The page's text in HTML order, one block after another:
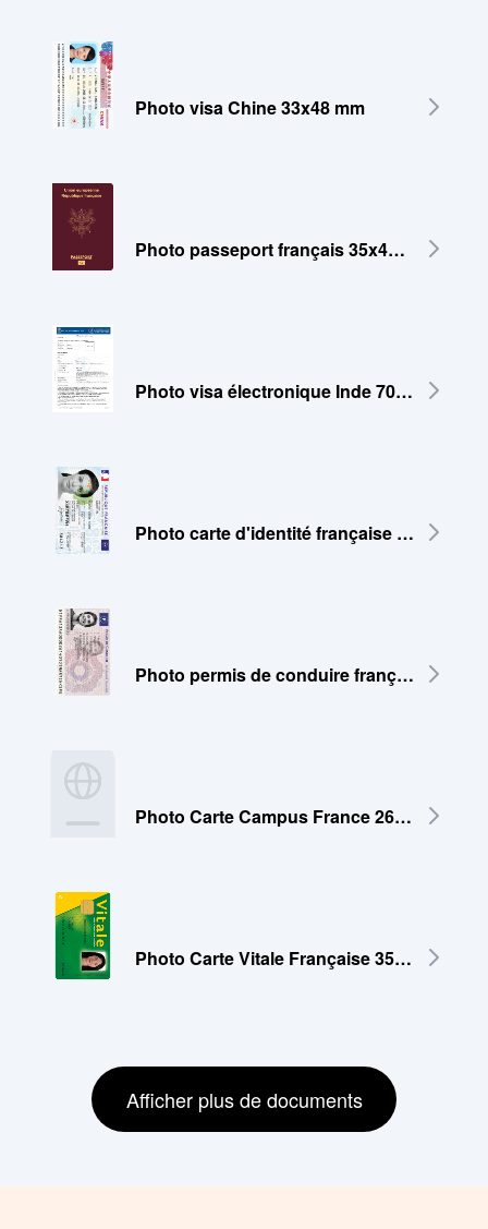
Photo visa Chine 33x48 mm
Photo passeport français 35x45 mm
Photo visa électronique Inde 700x700 pixels
Photo carte d'identité française 35x45 mm
Photo permis de conduire français 35x45 mm
Photo Carte Campus France 26x32 mm
Photo Carte Vitale Française 35x45 mm
Afficher plus de documents